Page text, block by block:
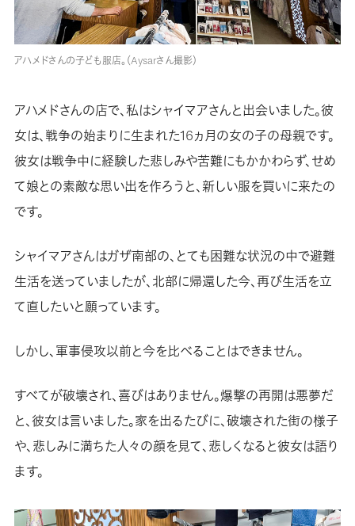
アハメドさんの子ども服店。（Aysarさん撮影）
アハメドさんの店で、私はシャイマアさんと出会いました。彼
女は、戦争の始まりに生まれた16ヵ月の女の子の母親です。
彼女は戦争中に経験した悲しみや苦難にもかかわらず、せめ
て娘との素敵な思い出を作ろうと、新しい服を買いに来たの
です。
シャイマアさんはガザ南部の、とても困難な状況の中で避難
生活を送っていましたが、北部に帰還した今、再び生活を立
て直したいと願っています。
しかし、軍事侵攻以前と今を比べることはできません。
すべてが破壊され、喜びはありません。爆撃の再開は悪夢だ
と、彼女は言いました。家を出るたびに、破壊された街の様子
や、悲しみに満ちた人々の顔を見て、悲しくなると彼女は語り
ます。